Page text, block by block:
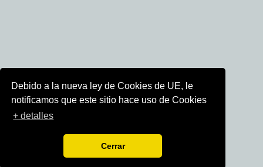
Debido a la nueva ley de Cookies de UE, le
notificamos que este sitio hace uso de Cookies
+ detalles
Cerrar